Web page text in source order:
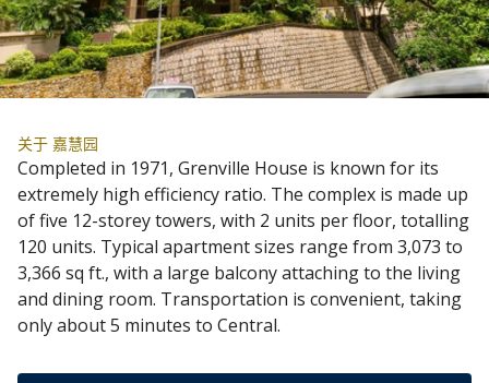
关于 嘉慧园
Completed in 1971, Grenville House is known for its
extremely high efficiency ratio. The complex is made up
of five 12-storey towers, with 2 units per floor, totalling
120 units. Typical apartment sizes range from 3,073 to
3,366 sq ft., with a large balcony attaching to the living
and dining room. Transportation is convenient, taking
only about 5 minutes to Central.